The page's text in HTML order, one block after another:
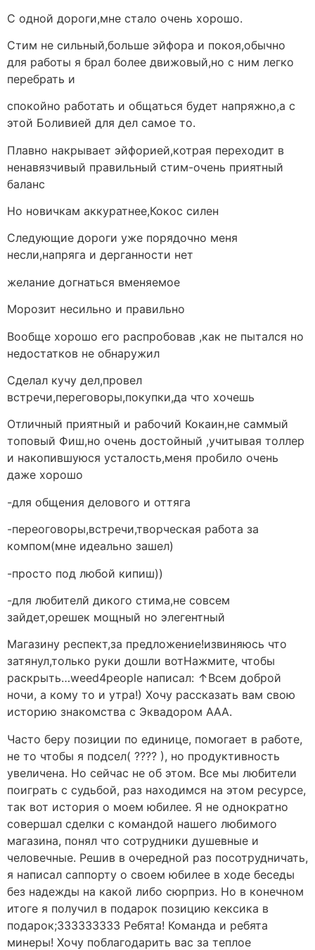
С одной дороги,мне стало очень хорошо.
Стим не сильный,больше эйфора и покоя,обычно
для работы я брал более движовый,но с ним легко
перебрать и
спокойно работать и общаться будет напряжно,а с
этой Боливией для дел самое то.
Плавно накрывает эйфорией,котрая переходит в
ненавязчивый правильный стим-очень приятный
баланс
Но новичкам аккуратнее,Кокос силен
Следующие дороги уже порядочно меня
несли,напряга и дерганности нет
желание догнаться вменяемое
Морозит несильно и правильно
Вообще хорошо его распробовав ,как не пытался но
недостатков не обнаружил
Сделал кучу дел,провел
встречи,переговоры,покупки,да что хочешь
Отличный приятный и рабочий Кокаин,не саммый
топовый Фиш,но очень достойный ,учитывая толлер
и накопившуюся усталость,меня пробило очень
даже хорошо
-для общения делового и оттяга
-переоговоры,встречи,творческая работа за
компом(мне идеально зашел)
-просто под любой кипиш))
-для любителй дикого стима,не совсем
зайдет,орешек мощный но элегентный
Магазину респект,за предложение!извиняюсь что
затянул,только руки дошли вотНажмите, чтобы
раскрыть…weed4people написал: ↑Всем доброй
ночи, а кому то и утра!) Хочу рассказать вам свою
историю знакомства с Эквадором ААА.
Часто беру позиции по единице, помогает в работе,
не то чтобы я подсел( ???? ), но продуктивность
увеличена. Но сейчас не об этом. Все мы любители
поиграть с судьбой, раз находимся на этом ресурсе,
так вот история о моем юбилее. Я не однократно
совершал сделки с командой нашего любимого
магазина, понял что сотрудники душевные и
человечные. Решив в очередной раз посотрудничать,
я написал саппорту о своем юбилее в ходе беседы
без надежды на какой либо сюрприз. Но в конечном
итоге я получил в подарок позицию кексика в
подарок;333333333 Ребята! Команда и ребята
минеры! Хочу поблагодарить вас за теплое